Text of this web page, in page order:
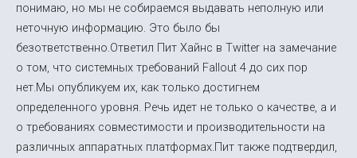
понимаю, но мы не собираемся выдавать неполную или
неточную информацию. Это было бы
безответственно.Ответил Пит Хайнс в Twitter на замечание
о том, что системных требований Fallout 4 до сих пор
нет.Мы опубликуем их, как только достигнем
определенного уровня. Речь идет не только о качестве, а и
о требованиях совместимости и производительности на
различных аппаратных платформах.Пит также подтвердил,